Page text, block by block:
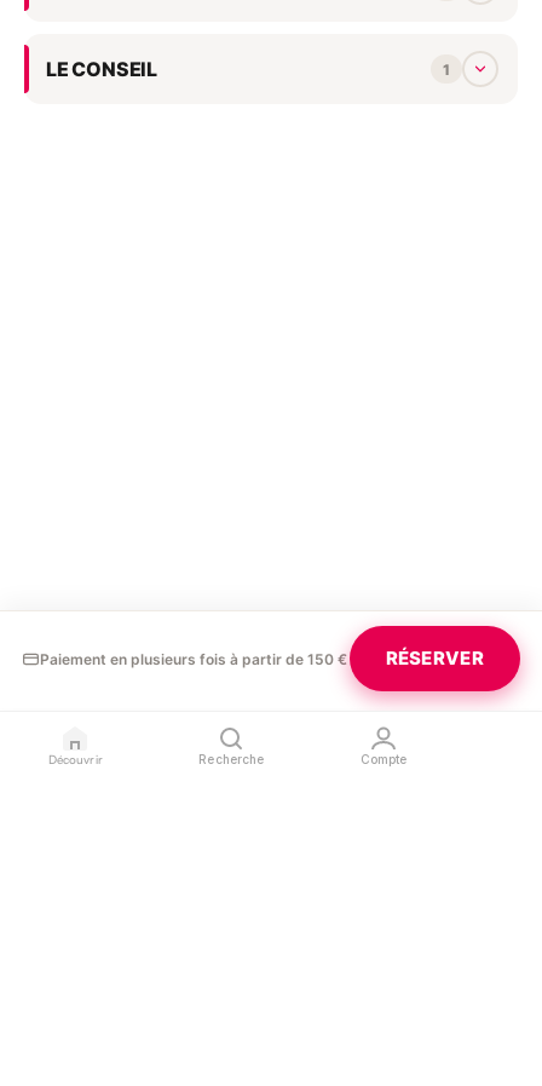
Découvrir Recherche Compte
LE CONSEIL 1
Paiement en plusieurs fois à partir de 150 € RÉSERVER